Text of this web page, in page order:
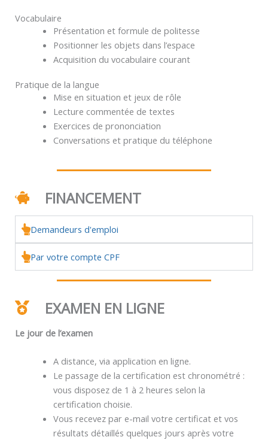
Vocabulaire
Présentation et formule de politesse
Positionner les objets dans l’espace
Acquisition du vocabulaire courant
Pratique de la langue
Mise en situation et jeux de rôle
Lecture commentée de textes
Exercices de prononciation
Conversations et pratique du téléphone
FINANCEMENT
Demandeurs d'emploi
Par votre compte CPF
EXAMEN EN LIGNE
Le jour de l’examen
A distance, via application en ligne.
Le passage de la certification est chronométré :
vous disposez de 1 à 2 heures selon la
certification choisie.
Vous recevez par e-mail votre certificat et vos
résultats détaillés quelques jours après votre